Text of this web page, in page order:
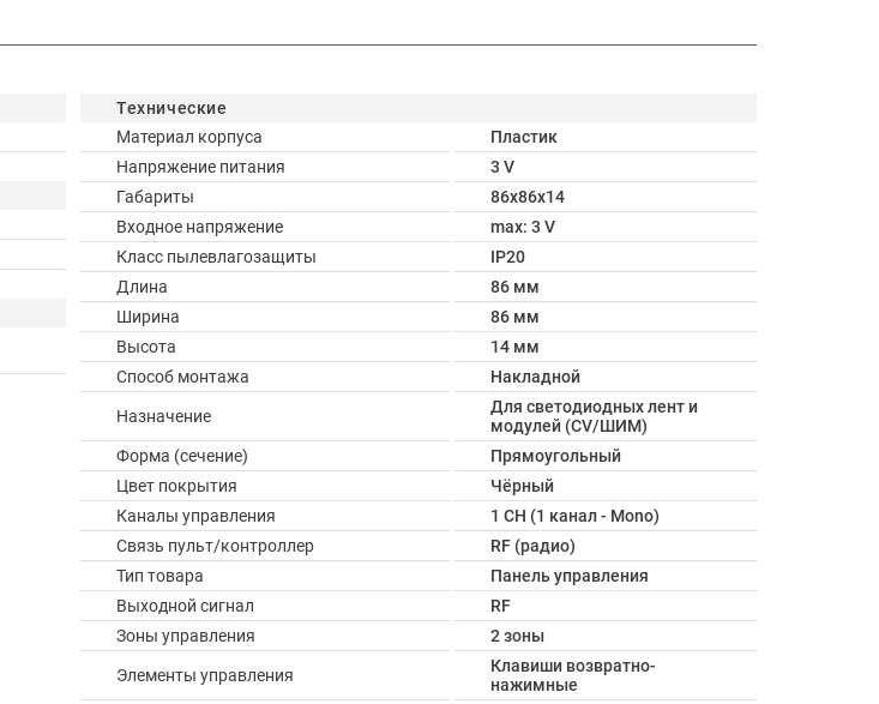
Технические
Материал корпуса
Пластик
Напряжение питания
3 V
Габариты
86х86х14
Входное напряжение
max: 3 V
Класс пылевлагозащиты
IP20
Длина
86 мм
Ширина
86 мм
Высота
14 мм
Способ монтажа
Накладной
Назначение
Для светодиодных лент и
модулей (CV/ШИМ)
Форма (сечение)
Прямоугольный
Цвет покрытия
Чёрный
Каналы управления
1 CH (1 канал - Mono)
Связь пульт/контроллер
RF (радио)
Тип товара
Панель управления
Выходной сигнал
RF
Зоны управления
2 зоны
Элементы управления
Клавиши возвратно-
нажимные